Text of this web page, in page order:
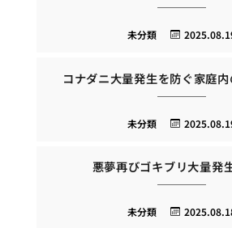
未分類
コナダニ大量発生を防ぐ家庭
未分類
悪夢再びゴキブリ大量発
未分類